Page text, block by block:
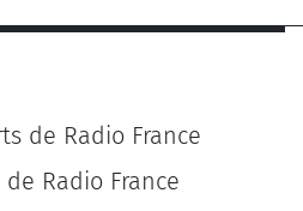
de Radio France
Radio France